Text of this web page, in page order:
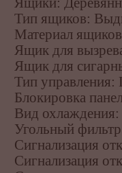
Тип ящиков:
Материал
Ящик для
Ящик для
Тип управления:
Блокировка
Вид
Угольный
Сигнализация
Сигнализация